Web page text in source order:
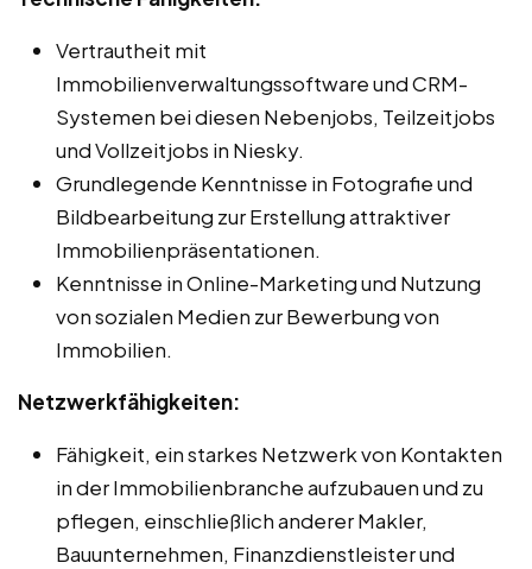
Vertrautheit mit
Immobilienverwaltungssoftware und CRM-
Systemen bei diesen Nebenjobs, Teilzeitjobs
und Vollzeitjobs in Niesky.
Grundlegende Kenntnisse in Fotografie und
Bildbearbeitung zur Erstellung attraktiver
Immobilienpräsentationen.
Kenntnisse in Online-Marketing und Nutzung
von sozialen Medien zur Bewerbung von
Immobilien.
Netzwerkfähigkeiten:
Fähigkeit, ein starkes Netzwerk von Kontakten
in der Immobilienbranche aufzubauen und zu
pflegen, einschließlich anderer Makler,
Bauunternehmen, Finanzdienstleister und